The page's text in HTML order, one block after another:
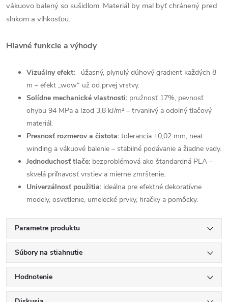
vákuovo balený so sušidlom. Materiál by mal byť chránený pred
slnkom a vlhkosťou.
Hlavné funkcie a výhody
Vizuálny efekt:
úžasný, plynulý dúhový gradient každých 8
m – efekt „wow“ už od prvej vrstvy.
Solídne mechanické vlastnosti: pružnosť 17%, pevnosť
ohybu 94 MPa a Izod 3,8 kJ/m² – trvanlivý a odolný tlačový
materiál.
Presnosť rozmerov a čistota: tolerancia ±0,02 mm, neat
winding a vákuové balenie – stabilné podávanie a žiadne vady.
Jednoduchosť tlače: bezproblémová ako štandardná PLA –
skvelá priľnavosť vrstiev a mierne zmrštenie.
Univerzálnosť použitia: ideálna pre efektné dekoratívne
modely, osvetlenie, umelecké prvky, hračky a pomôcky.
Parametre produktu
Súbory na stiahnutie
Hodnotenie